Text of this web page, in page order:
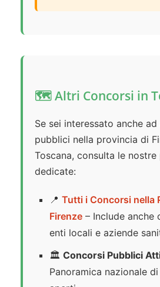
🗺️ Altri Concorsi in
Se sei interessato anche
pubblici nella provincia di
Toscana, consulta le nostre
dedicate:
📍 Tutti i Concorsi nella
Firenze – Include anche
enti locali e aziende
🏛️ Concorsi Pubblici
Panoramica nazionale